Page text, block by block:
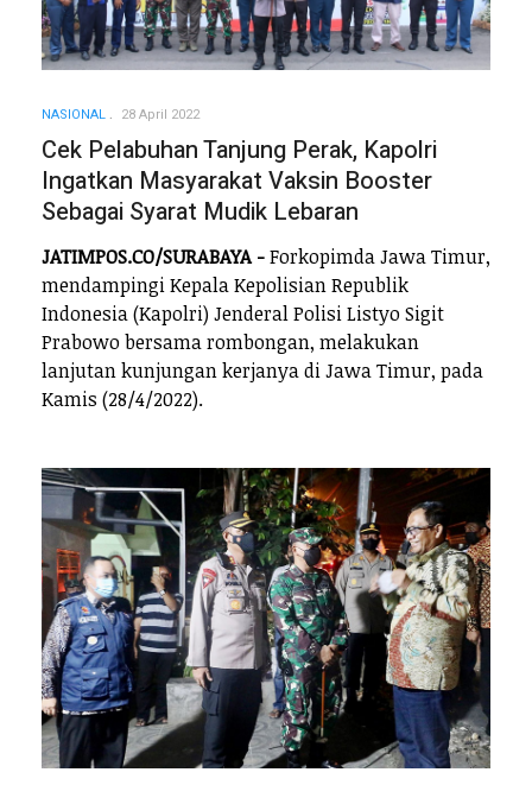
NASIONAL 28 April 2022
Cek Pelabuhan Tanjung Perak, Kapolri
Ingatkan Masyarakat Vaksin Booster
Sebagai Syarat Mudik Lebaran
JATIMPOS.CO/SURABAYA -Forkopimda Jawa Timur,
mendampingi Kepala Kepolisian Republik
Indonesia (Kapolri) Jenderal Polisi Listyo Sigit
Prabowo bersama rombongan, melakukan
lanjutan kunjungan kerjanya di Jawa Timur, pada
Kamis (28/4/2022).